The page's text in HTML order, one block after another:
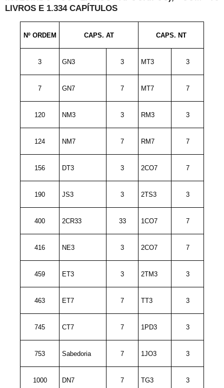
LIVROS E 1.334 CAPÍTULOS
Nº ORDEM CAPS. AT CAPS. NT
3 GN3 3 MT3 3
7 GN7 7 MT7 7
120 NM3 3 RM3 3
124 NM7 7 RM7 7
156 DT3 3 2CO7 7
190 JS3 3 2TS3 3
400 2CR33 33 1CO7 7
416 NE3 3 2CO7 7
459 ET3 3 2TM3 3
463 ET7 7 TT3 3
745 CT7 7 1PD3 3
753 Sabedoria 7 1JO3 3
1000 DN7 7 TG3 3